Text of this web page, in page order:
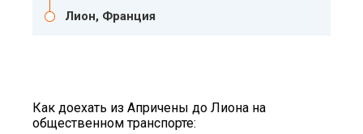
Лион, Франция
Как доехать из Апричены до Лиона на
общественном транспорте: